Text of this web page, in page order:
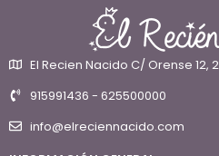
El Recien Nacido C/ Orense 12,
915991436 - 625500000
info@elreciennacido.com